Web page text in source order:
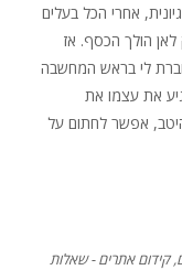
אחרי הכל בעלים
לאן הולך הכסף. אז
לי בראש המחשבה
את עצמו את
אפשר לחתום על
,קידום אתרים - שאלות